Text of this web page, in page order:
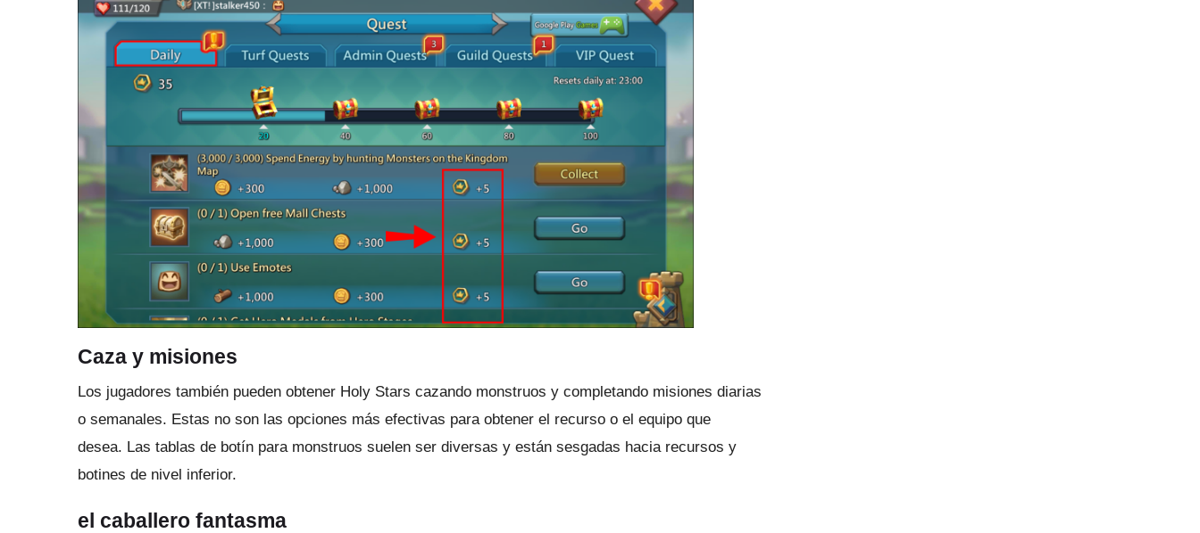
Caza y misiones
Los jugadores también pueden obtener Holy Stars cazando monstruos y completando misiones diarias
o semanales. Estas no son las opciones más efectivas para obtener el recurso o el equipo que
desea. Las tablas de botín para monstruos suelen ser diversas y están sesgadas hacia recursos y
botines de nivel inferior.
el caballero fantasma